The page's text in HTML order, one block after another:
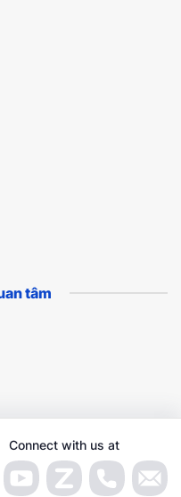
tâm
Connect with us at